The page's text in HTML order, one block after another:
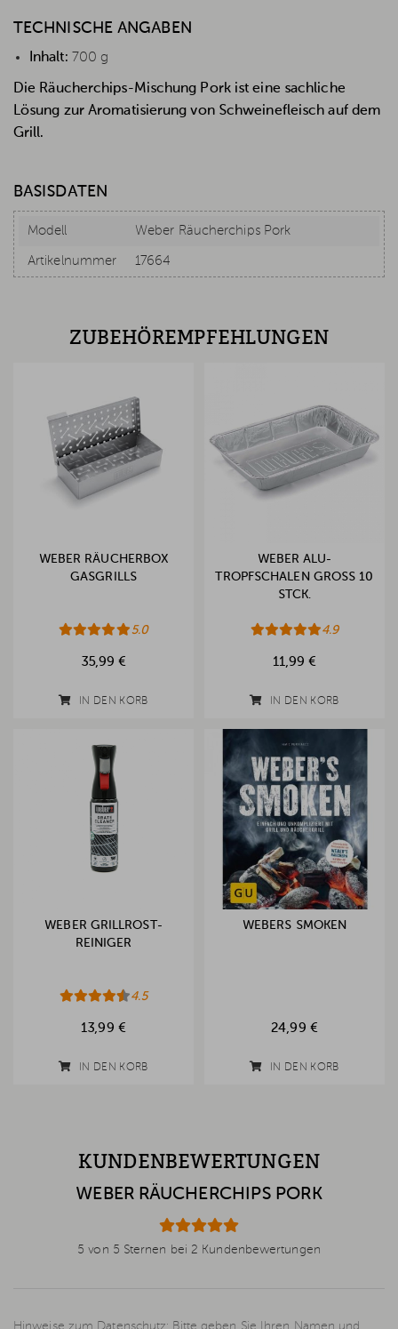
TECHNISCHE ANGABEN
Inhalt: 700 g
Die Räucherchips-Mischung Pork ist eine sachliche
Lösung zur Aromatisierung von Schweinefleisch auf dem
Grill.
BASISDATEN
Modell Weber Räucherchips Pork
Artikelnummer 17664
ZUBEHÖREMPFEHLUNGEN
WEBER RÄUCHERBOX
GASGRILLS
5.0
35,99 €
IN DEN KORB
WEBER ALU-
TROPFSCHALEN GROSS 10 S
TCK.
4.9
11,99 €
IN DEN KORB
WEBER GRILLROST-
REINIGER
4.5
13,99 €
IN DEN KORB
WEBERS SMOKEN
24,99 €
IN DEN KORB
KUNDENBEWERTUNGEN
WEBER RÄUCHERCHIPS PORK
5 von 5 Sternen bei 2 Kundenbewertungen
Hinweise zum Datenschutz: Bitte geben Sie Ihren Namen und